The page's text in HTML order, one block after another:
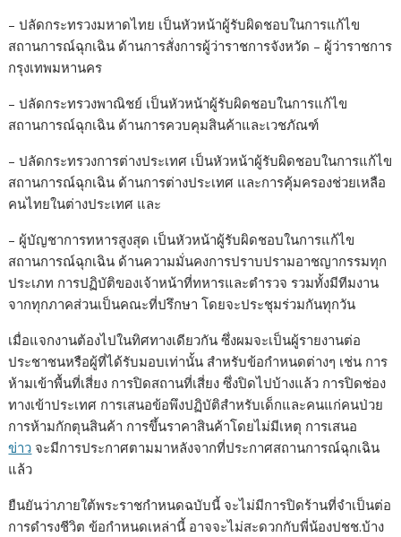
– ปลัดกระทรวงมหาดไทย เป็นหัวหน้าผู้รับผิดชอบในการแก้ไข
สถานการณ์ฉุกเฉิน ด้านการสั่งการผู้ว่าราชการจังหวัด – ผู้ว่าราชการ
กรุงเทพมหานคร
– ปลัดกระทรวงพาณิชย์ เป็นหัวหน้าผู้รับผิดชอบในการแก้ไข
สถานการณ์ฉุกเฉิน ด้านการควบคุมสินค้าและเวชภัณฑ์
– ปลัดกระทรวงการต่างประเทศ เป็นหัวหน้าผู้รับผิดชอบในการแก้ไข
สถานการณ์ฉุกเฉิน ด้านการต่างประเทศ และการคุ้มครองช่วยเหลือ
คนไทยในต่างประเทศ และ
– ผู้บัญชาการทหารสูงสุด เป็นหัวหน้าผู้รับผิดชอบในการแก้ไข
สถานการณ์ฉุกเฉิน ด้านความมั่นคงการปราบปรามอาชญากรรมทุก
ประเภท การปฏิบัติของเจ้าหน้าที่ทหารและตำรวจ รวมทั้งมีทีมงาน
จากทุกภาคส่วนเป็นคณะที่ปรึกษา โดยจะประชุมร่วมกันทุกวัน
เมื่อแจกงานต้องไปในทิศทางเดียวกัน ซึ่งผมจะเป็นผู้รายงานต่อ
ประชาชนหรือผู้ที่ได้รับมอบเท่านั้น สำหรับข้อกำหนดต่างๆ เช่น การ
ห้ามเข้าพื้นที่เสี่ยง การปิดสถานที่เสี่ยง ซึ่งปิดไปบ้างแล้ว การปิดช่อง
ทางเข้าประเทศ การเสนอข้อพึงปฏิบัติสำหรับเด็กและคนแก่คนป่วย
การห้ามกักตุนสินค้า การขึ้นราคาสินค้าโดยไม่มีเหตุ การเสนอ
ข่าว จะมีการประกาศตามมาหลังจากที่ประกาศสถานการณ์ฉุกเฉิน
แล้ว
ยืนยันว่าภายใต้พระราชกำหนดฉบับนี้ จะไม่มีการปิดร้านที่จำเป็นต่อ
การดำรงชีวิต ข้อกำหนดเหล่านี้ อาจจะไม่สะดวกกับพี่น้องปชช.บ้าง